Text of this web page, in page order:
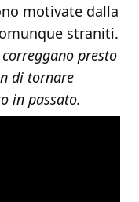
motivate dalla
straniti.
presto
di tornare
in passato.